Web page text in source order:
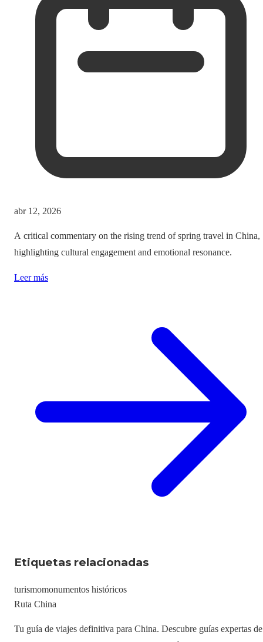
abr 12, 2026
A critical commentary on the rising trend of spring travel in China,
highlighting cultural engagement and emotional resonance.
Leer más
Etiquetas relacionadas
turismomonumentos históricos
Ruta China
Tu guía de viajes definitiva para China. Descubre guías expertas de